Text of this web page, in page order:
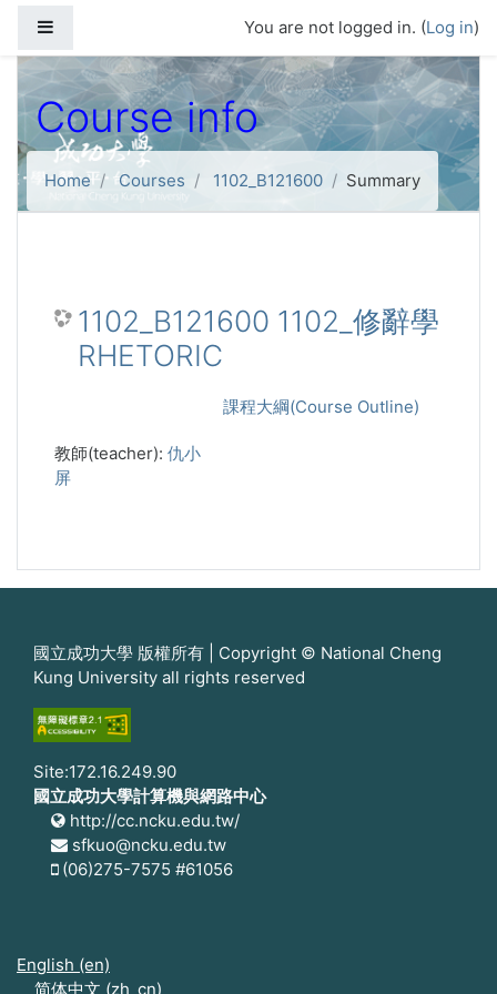
You are not logged in. (Log in)
Course info
Home Courses 1102_B121600 Summary
1102_B121600 1102_修辭學
RHETORIC
課程大綱(Course Outline)
教師(teacher): 仇小
屏
國立成功大學 版權所有 | Copyright © National Cheng
Kung University all rights reserved
Site:172.16.249.90
國立成功大學計算機與網路中心
http://cc.ncku.edu.tw/
sfkuo@ncku.edu.tw
(06)275-7575 #61056
English ‎(en)‎
简体中文 ‎(zh_cn)‎